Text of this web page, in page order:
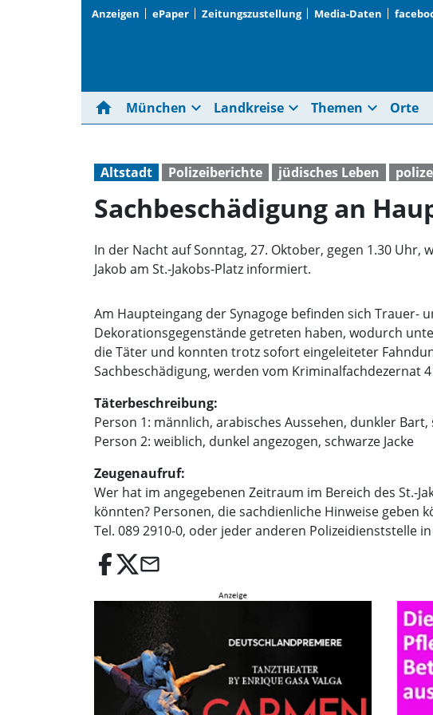
Anzeigen ePaper Zeitungszustellung Media-Daten
home München expand_more Landkreise expand_more Themen expand_more Orte
Altstadt Polizeiberichte jüdisches Leben
Sachbeschädigung an
In der Nacht auf Sonntag, 27. Oktober, gegen 1.30
Jakob am St.-Jakobs-Platz informiert.
Am Haupteingang der Synagoge befinden sich Trauer-
Dekorationsgegenstände getreten haben, wodurch
die Täter und konnten trotz sofort eingeleiteter
Sachbeschädigung, werden vom Kriminalfachdezernat
Täterbeschreibung:
Person 1: männlich, arabisches Aussehen, dunkler
Person 2: weiblich, dunkel angezogen, schwarze Jacke
Zeugenaufruf:
Wer hat im angegebenen Zeitraum im Bereich des St.-
könnten? Personen, die sachdienliche Hinweise
Tel. 089 2910-0, oder jeder anderen Polizeidienststelle
email